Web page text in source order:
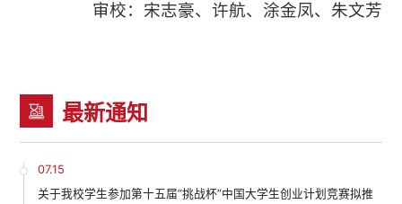
审校：宋志豪、许航、涂金凤、朱文芳
最新通知
07.15
关于我校学生参加第十五届“挑战杯”中国大学生创业计划竞赛拟推